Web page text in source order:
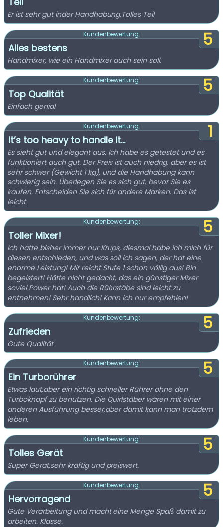
Er ist sehr gut inder Handhabung.Tolles Teil
5
Kundenbewertung:
Alles bestens
Handmixer, wie ein Handmixer auch sein soll.
5
Kundenbewertung:
Top Qualität
Einfach genial
1
Kundenbewertung:
It’s too heavy to handle it…
Es sieht gut und elegant aus. Ich habe es getestet und es
funktioniert auch gut. Der Preis ist auch niedrig, aber es ist
sehr schwer (Gewicht 1 kg), und die Handhabung kann
schwierig sein. Überlegen Sie es sich gut, bevor Sie es
kaufen. Entscheiden Sie sich für andere Marken. Das ist
leicht
5
Kundenbewertung:
Toller Mixer!
Ich hatte bisher immer nur Krups, diesmal habe ich mich für
diesen entschieden, und was soll ich sagen, der hat eine
enorme Leistung! Mir reicht Stufe 1 schon völlig aus! Bin
begeistert! Hätte nicht gedacht, das ein günstiger Mixer
soviel Power hat! Auch die Rührstäbe sind leicht zu
entnehmen! Sehr handlich! Kann ich nur empfehlen!
5
Kundenbewertung:
Zufrieden
Gute Qualität
5
Kundenbewertung:
Ein Turborührer
Etwas laut,aber ein richtig schneller Rührer ohne den
Turboknopf zu benutzen. Die Quirlstäber wären mit einer
anderen Ausführung besser,aber damit kann man trotzdem
leben.
5
Kundenbewertung:
Tolles Gerät
Super Gerät,sehr kräftig und preiswert.
5
Kundenbewertung:
Hervorragend
Gute Verarbeitung und macht eine Menge Spaß damit zu
arbeiten. Klasse.